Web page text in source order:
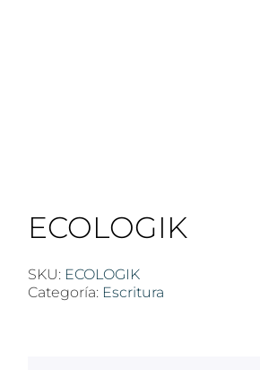
ECOLOGIK
SKU: ECOLOGIK
Categoría: Escritura